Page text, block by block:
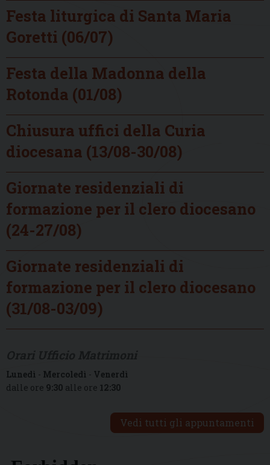
Festa liturgica di Santa Maria
Goretti (06/07)
Festa della Madonna della
Rotonda (01/08)
Chiusura uffici della Curia
diocesana (13/08-30/08)
Giornate residenziali di
formazione per il clero diocesano
(24-27/08)
Giornate residenziali di
formazione per il clero diocesano
(31/08-03/09)
Lunedì - Mercoledì - Venerdì
dalle ore 9:30 alle ore 12:30
Vedi tutti gli appuntamenti